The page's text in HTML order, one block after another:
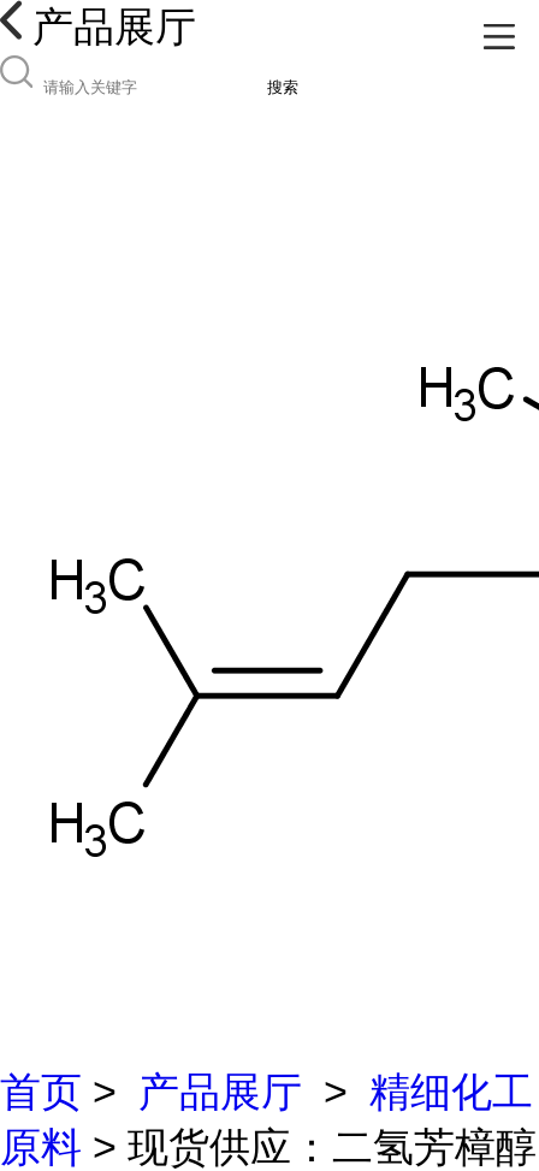
产品展厅
搜索
首页 > 产品展厅 > 精细化工
原料 > 现货供应：二氢芳樟醇